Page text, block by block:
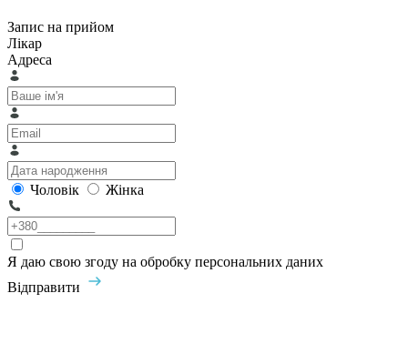
Запис на прийом
Лікар
Адреса
Чоловік Жінка
Я даю свою згоду на обробку персональних даних
Відправити